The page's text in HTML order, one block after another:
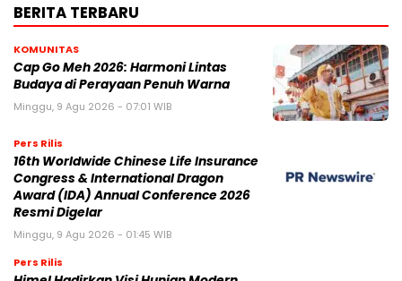
BERITA TERBARU
KOMUNITAS
Cap Go Meh 2026: Harmoni Lintas
Budaya di Perayaan Penuh Warna
Minggu, 9 Agu 2026 - 07:01 WIB
Pers Rilis
16th Worldwide Chinese Life Insurance
Congress & International Dragon
Award (IDA) Annual Conference 2026
Resmi Digelar
Minggu, 9 Agu 2026 - 01:45 WIB
Pers Rilis